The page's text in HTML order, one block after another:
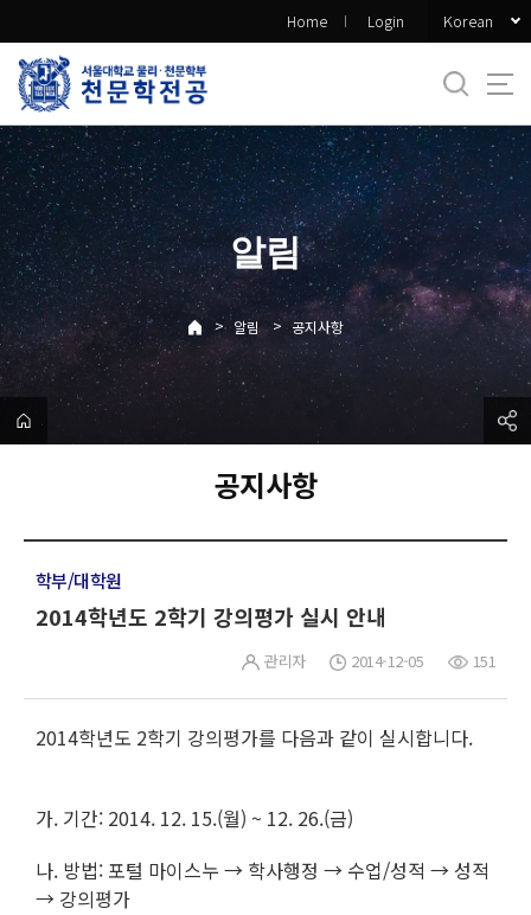
로
메
뉴
Home Login Korean
알림
> 알림 > 공지사항
공지사항
학부/대학원
2014학년도 2학기 강의평가 실시 안내
관리자 2014-12-05 151
2014학년도 2학기 강의평가를 다음과 같이 실시합니다.
가. 기간: 2014. 12. 15.(월) ~ 12. 26.(금)
나. 방법: 포털 마이스누 → 학사행정 → 수업/성적 → 성적
→ 강의평가